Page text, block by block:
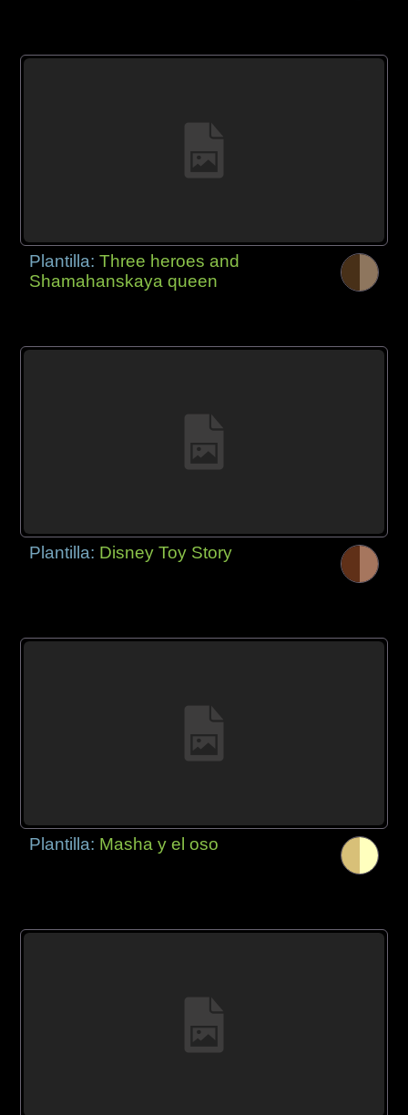
Plantilla:Three heroes and
Shamahanskaya queen
Plantilla: Disney Toy Story
Plantilla: Masha y el oso